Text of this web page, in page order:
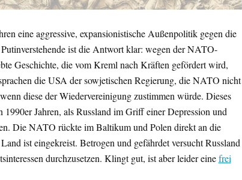
eine aggressive, expansionistische Außenpolitik gegen die
ist die Antwort klar: wegen der NATO-
Geschichte, die vom Kreml nach Kräften gefördert wird,
die USA der sowjetischen Regierung, die NATO nicht
diese der Wiedervereinigung zustimmen würde. Dieses
1990er Jahren, als Russland im Griff einer Depression und
Die NATO rückte im Baltikum und Polen direkt an die
ist eingekreist. Betrogen und gefährdet versucht Russland
durchzusetzen. Klingt gut, ist aber leider einefrei